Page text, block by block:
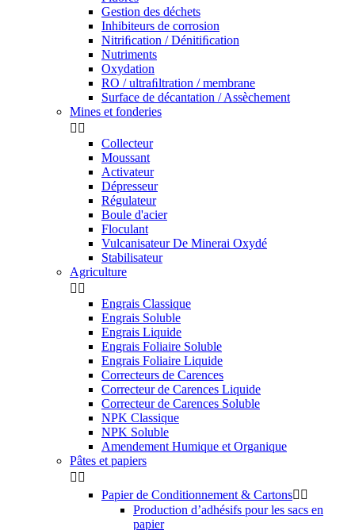
Gestion des déchets
Inhibiteurs de corrosion
Nitriﬁcation / Dénitiﬁcation
Nutriments
Oxydation
RO / ultraﬁltration / membrane
Surface de décantation / Assèchement
Mines et fonderies
 
Collecteur
Moussant
Activateur
Dépresseur
Régulateur
Boule d'acier
Floculant
Vulcanisateur De Minerai Oxydé
Stabilisateur
Agriculture
 
Engrais Classique
Engrais Soluble
Engrais Liquide
Engrais Foliaire Soluble
Engrais Foliaire Liquide
Correcteurs de Carences
Correcteur de Carences Liquide
Correcteur de Carences Soluble
NPK Classique
NPK Soluble
Amendement Humique et Organique
Pâtes et papiers
 
Papier de Conditionnement & Cartons 
Production d’adhésifs pour les sacs en
papier